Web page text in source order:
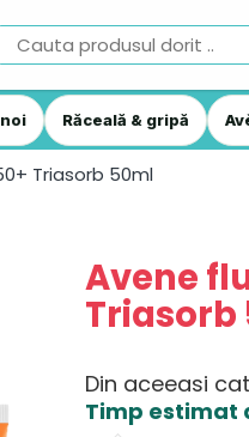
Răceală & gripă
Triasorb 50ml
Avene
Triasorb
Din aceeasi
Timp estimat